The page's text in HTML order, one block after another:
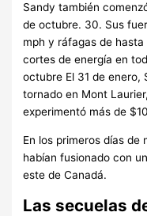
Sandy también
de octubre. 30. Sus
mph y ráfagas de
cortes de energía en
octubre El 31 de enero,
tornado en Mont
experimentó más de
En los primeros días de
habían fusionado con
este de Canadá.
Las secuelas